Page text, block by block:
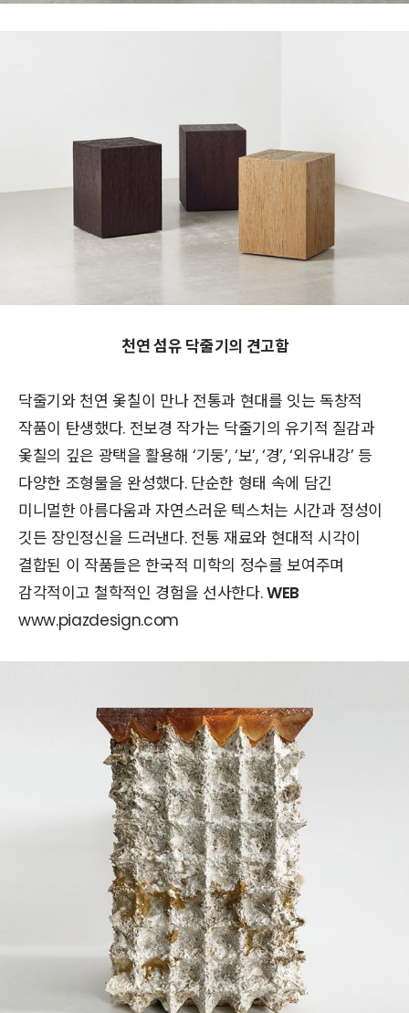
천연 섬유 닥줄기의 견고함
닥줄기와 천연 옻칠이 만나 전통과 현대를 잇는 독창적
작품이 탄생했다. 전보경 작가는 닥줄기의 유기적 질감과
옻칠의 깊은 광택을 활용해 ‘기둥’, ‘보’, ‘경’, ‘외유내강’ 등
다양한 조형물을 완성했다. 단순한 형태 속에 담긴
미니멀한 아름다움과 자연스러운 텍스처는 시간과 정성이
깃든 장인정신을 드러낸다. 전통 재료와 현대적 시각이
결합된 이 작품들은 한국적 미학의 정수를 보여주며
감각적이고 철학적인 경험을 선사한다.WEB
www.piazdesign.com